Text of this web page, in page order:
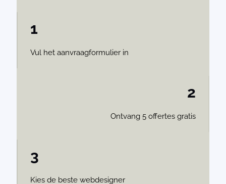
1
Vul het aanvraagformulier in
2
Ontvang 5 offertes gratis
3
Kies de beste webdesigner